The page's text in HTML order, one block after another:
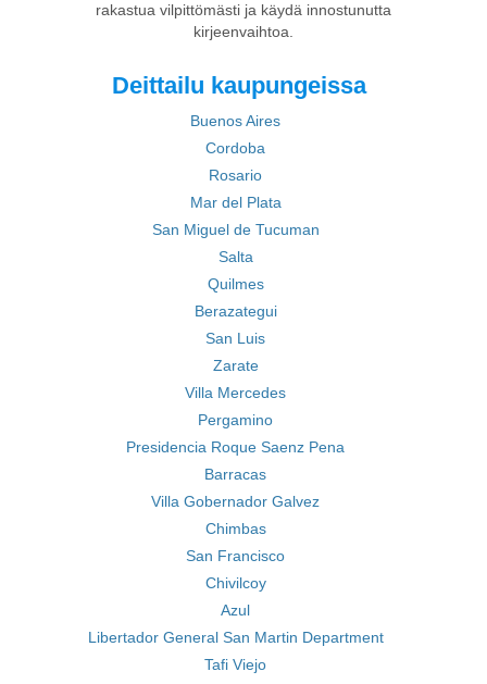
rakastua vilpittömästi ja käydä innostunutta
kirjeenvaihtoa.
Deittailu kaupungeissa
Buenos Aires
Cordoba
Rosario
Mar del Plata
San Miguel de Tucuman
Salta
Quilmes
Berazategui
San Luis
Zarate
Villa Mercedes
Pergamino
Presidencia Roque Saenz Pena
Barracas
Villa Gobernador Galvez
Chimbas
San Francisco
Chivilcoy
Azul
Libertador General San Martin Department
Tafi Viejo